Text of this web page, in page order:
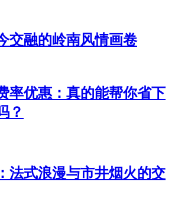
交融的岭南风情画卷
率优惠：真的能帮你省下
？
法式浪漫与市井烟火的交